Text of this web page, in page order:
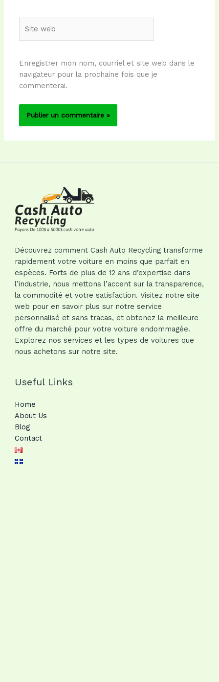
web
Enregistrer mon nom, courriel et site web dans le
navigateur pour la prochaine fois que je
commenterai.
Découvrez comment Cash Auto Recycling transforme
rapidement votre voiture en moins que parfait en
espèces. Forts de plus de 12 ans d’expertise dans
l’industrie, nous mettons l’accent sur la transparence,
la commodité et votre satisfaction. Visitez notre site
web pour en savoir plus sur notre service
personnalisé et sans tracas, et obtenez la meilleure
offre du marché pour votre voiture endommagée.
Explorez nos services et les types de voitures que
nous achetons sur notre site.
Useful Links
Home
About Us
Blog
Contact